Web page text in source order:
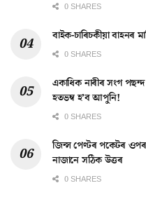
0 SHARES
বাইক-চাৰিচকীয়া বাহনৰ
0 SHARES
একাধিক নাৰীৰ সংগ পছন্দ
হতভম্ব হ’ব আপুনি!
0 SHARES
জিন্স পেণ্টৰ পকেটৰ
নাজানে সঠিক উত্তৰ
0 SHARES